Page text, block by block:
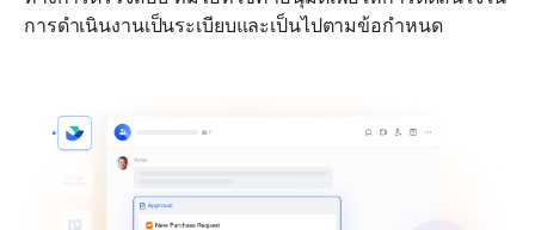
การดำเนินงานเป็นระเบียบและเป็นไปตามข้อกำหนด